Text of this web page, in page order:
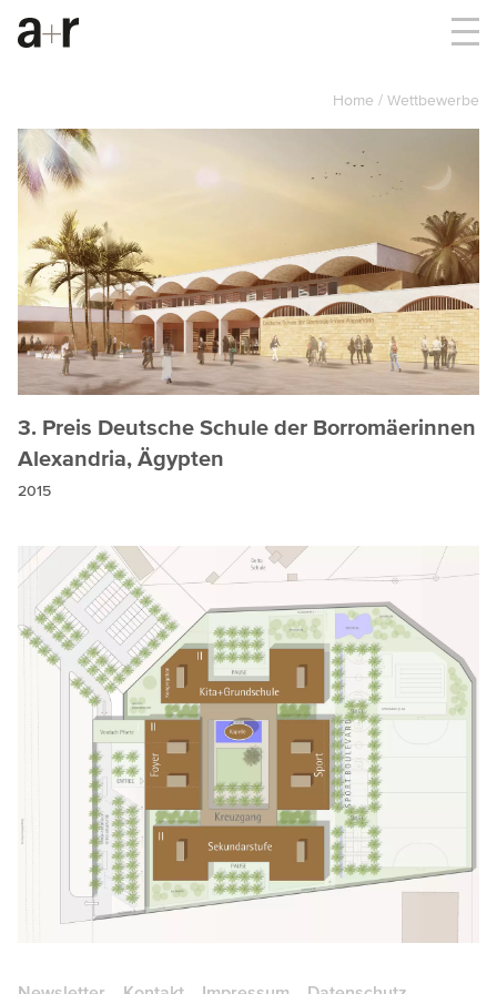
Home Wettbewerbe
3. Preis Deutsche Schule der Borromäerinnen
Alexandria, Ägypten
2015